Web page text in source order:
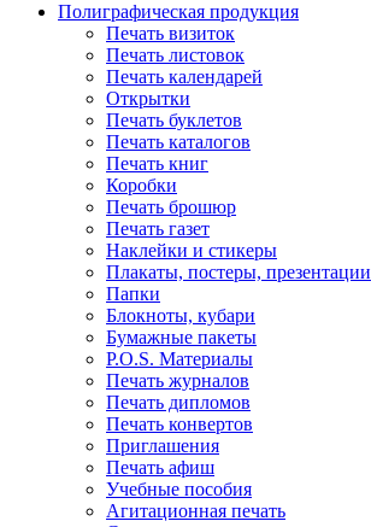
Полиграфическая продукция
Печать визиток
Печать листовок
Печать календарей
Открытки
Печать буклетов
Печать каталогов
Печать книг
Коробки
Печать брошюр
Печать газет
Наклейки и стикеры
Плакаты, постеры, презентации
Папки
Блокноты, кубари
Бумажные пакеты
P.O.S. Материалы
Печать журналов
Печать дипломов
Печать конвертов
Приглашения
Печать афиш
Учебные пособия
Агитационная печать